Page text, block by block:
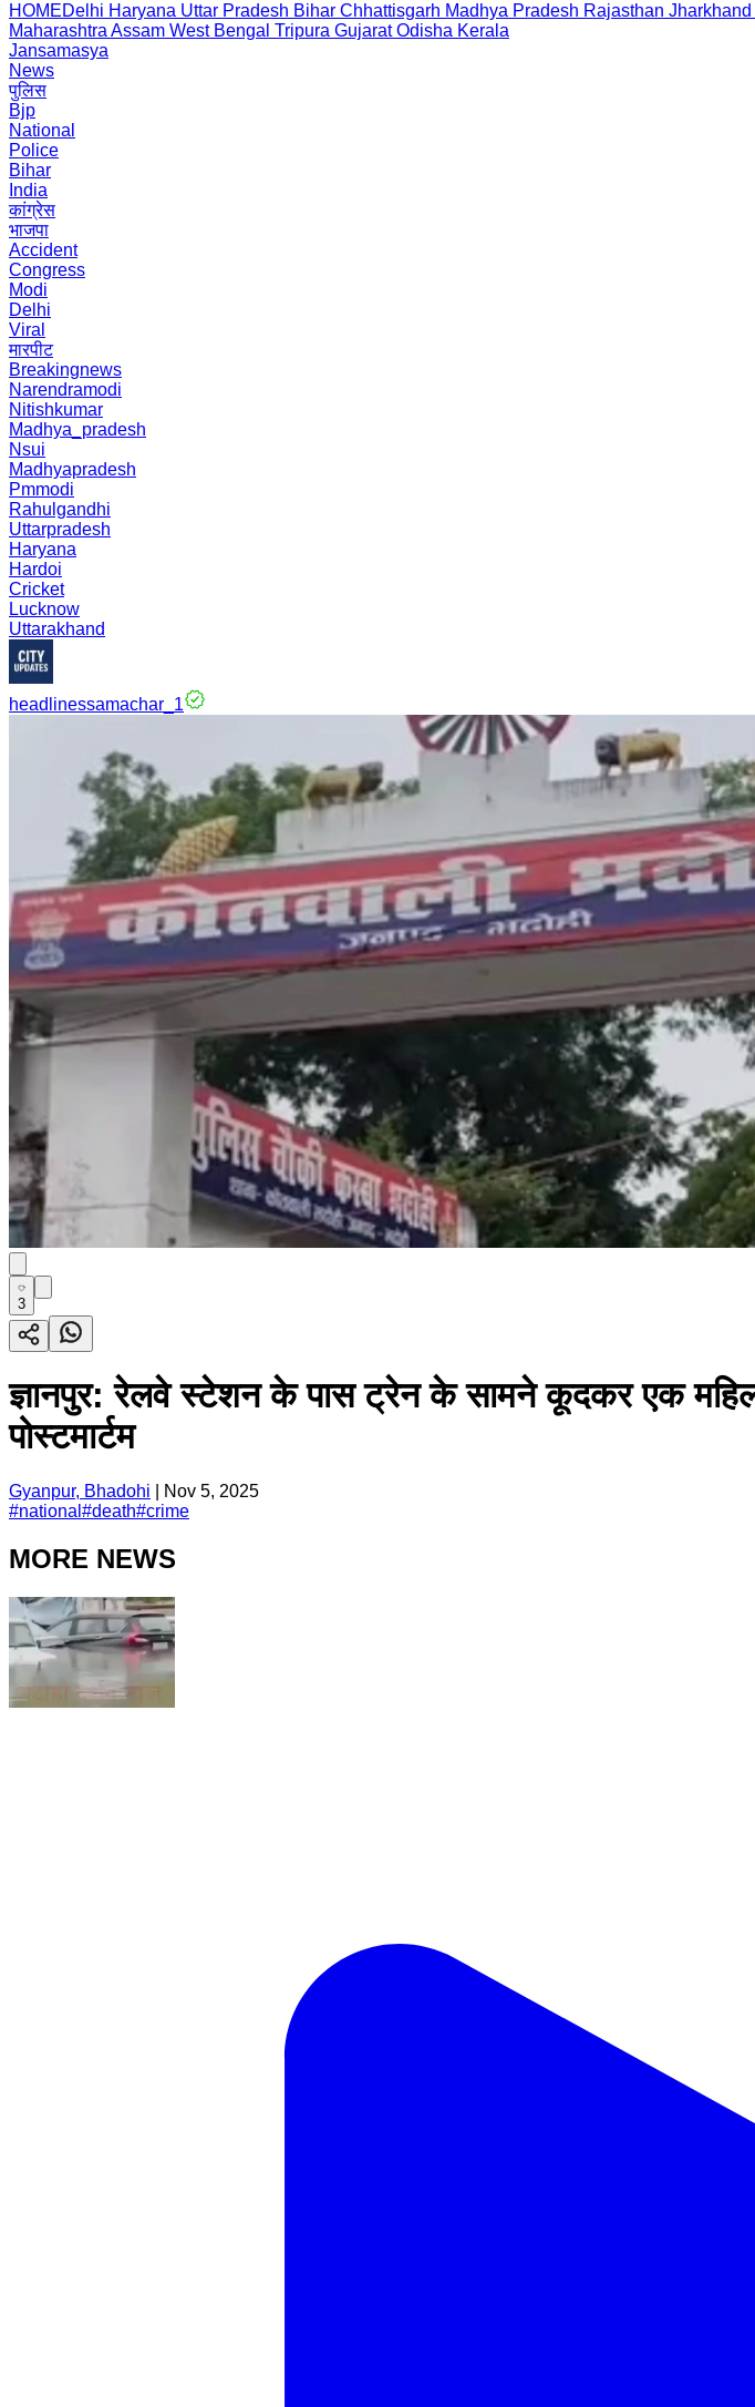
HOMEDelhi Haryana Uttar Pradesh Bihar Chhattisgarh Madhya Pradesh Rajasthan Jharkhand
Maharashtra Assam West Bengal Tripura Gujarat Odisha Kerala
Jansamasya
News
पुलिस
Bjp
National
Police
Bihar
India
कांग्रेस
भाजपा
Accident
Congress
Modi
Delhi
Viral
मारपीट
Breakingnews
Narendramodi
Nitishkumar
Madhya_pradesh
Nsui
Madhyapradesh
Pmmodi
Rahulgandhi
Uttarpradesh
Haryana
Hardoi
Cricket
Lucknow
Uttarakhand
headlinessamachar_1
3
ज्ञानपुर: रेलवे स्टेशन के पास ट्रेन के सामने कूदकर एक
पोस्टमार्टम
Gyanpur, Bhadohi
Nov 5, 2025
#national #death#crime
MORE NEWS